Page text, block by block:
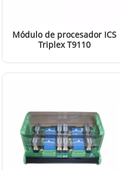
Módulo de procesador ICS
Triplex T9110
LEER MÁS